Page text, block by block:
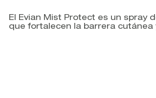
El Evian Mist Protect es un spray
que fortalecen la barrera